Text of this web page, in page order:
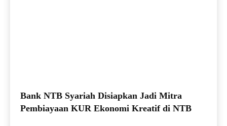
Bank NTB Syariah Disiapkan Jadi Mitra
Pembiayaan KUR Ekonomi Kreatif di NTB